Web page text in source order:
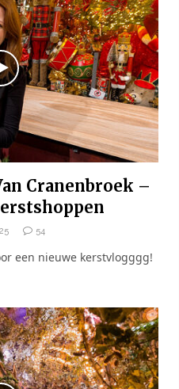
Cranenbroek –
54
een nieuwe kerstvlogggg!